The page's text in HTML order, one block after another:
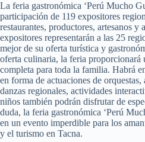
La feria gastronómica ‘Perú Mucho
participación de 119 expositores
restaurantes, productores, artesanos y
expositores representarán a las 25
mejor de su oferta turística y
oferta culinaria, la feria proporcionará
completa para toda la familia. Habrá
en forma de actuaciones de orquestas,
danzas regionales, actividades
niños también podrán disfrutar de
duda, la feria gastronómica ‘Perú
en un evento imperdible para los
y el turismo en Tacna.